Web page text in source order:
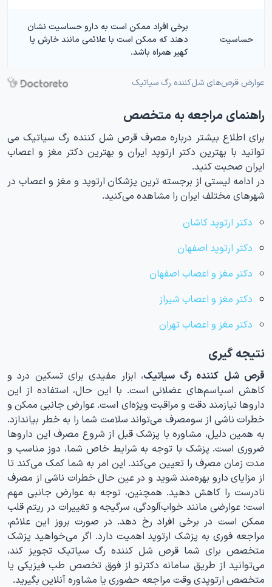
حساسیت
برخی افراد ممکن است به دارو حساسیت نشان
دهند که ممکن است با علائمی مانند خارش یا
کهیر همراه باشد.
عوارض قرص‌های شل‌کننده رگ سیاتیک
راهنمای مراجعه به متخصص
برای اطلاع بیشتر درباره مصرف قرص شل کننده رگ سیاتیک می
توانید با بهترین دکتر ارتوپد ایران و بهترین دکتر مغز و اعصاب
ایران صحبت کنید.
در ادامه لیستی از برجسته ترین پزشکان ارتوپد و مغز و اعصاب در
شهرهای مختلف ایران را مشاهده می‌کنید.
دکتر ارتوپد کاشان
دکتر ارتوپد اصفهان
دکتر مغز و اعصاب اصفهان
دکتر مغز و اعصاب شیراز
دکتر مغز و اعصاب تهران
نتیجه گیری
قرص شل کننده رگ سیاتیک، ابزار مفیدی برای تسکین درد و
کاهش اسپاسم‌های عضلانی است. با این حال، استفاده از این
داروها نیازمند دقت و مراقبت ویژه‌ای است. عوارض جانبی ممکن و
خطرات ناشی از سومصرف می‌تواند سلامت شما را به خطر بیاندازد.
به همین دلیل، مشاوره با پزشک قبل از شروع مصرف این داروها
ضروری است. پزشک با توجه به شرایط خاص شما، دوز مناسب و
مدت زمان مصرف را تعیین می‌کند. این امر به شما کمک می‌کند تا
از مزایای دارو بهره‌مند شوید و در عین حال خطرات ناشی از مصرف
نادرست را کاهش دهید. همچنین، توجه به عوارض جانبی مهم
است؛ عوارضی مانند خواب‌آلودگی، سرگیجه و تغییرات در ریتم قلب
ممکن است در برخی افراد رخ دهد. در صورت بروز این علائم،
مراجعه فوری به پزشک ارتوپد اهمیت دارد. اگر می‌خواهید پزشک
متخصص برای شما قرص شل کننده رگ سیاتیک تجویز کند،
می‌توانید از طریق سامانه دکترتو از فوق تخصص طب فیزیکی یا
متخصص ارتوپدی وقت مراجعه حضوری یا مشاوره آنلاین بگیرید.